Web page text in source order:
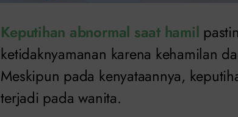
Keputihan abnormal saat hamil
ketidaknyamanan karena kehamilan
Meskipun pada kenyataannya,
terjadi pada wanita.